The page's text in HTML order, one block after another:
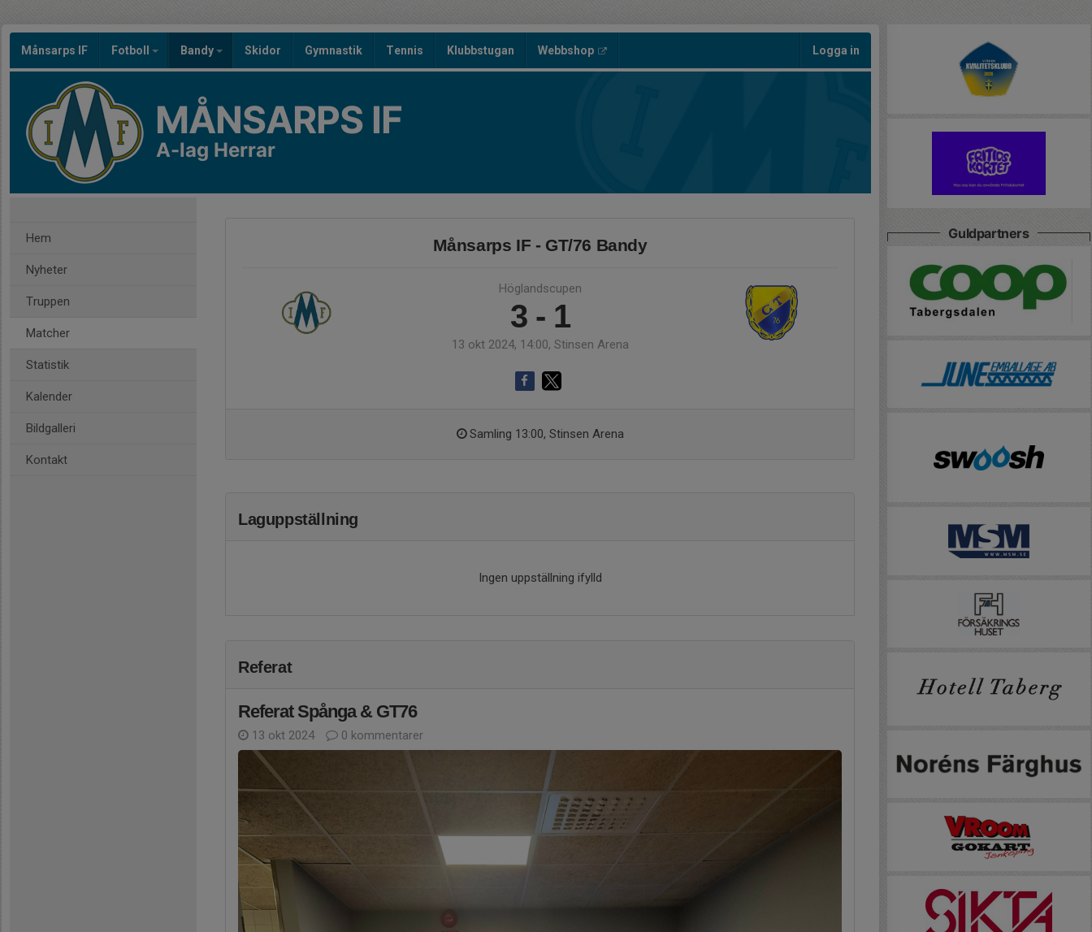
Månsarps IF Fotboll Bandy Skidor Gymnastik Tennis Klubbstugan Webbshop Logga in
MÅNSARPS IF
A-lag Herrar
Hem
Nyheter
Truppen
Matcher
Statistik
Kalender
Bildgalleri
Kontakt
Månsarps IF - GT/76 Bandy
Höglandscupen
3 - 1
13 okt 2024, 14:00, Stinsen Arena
Samling 13:00, Stinsen Arena
Laguppställning
Ingen uppställning ifylld
Referat
Referat Spånga & GT76
13 okt 2024 0 kommentarer
Guldpartners